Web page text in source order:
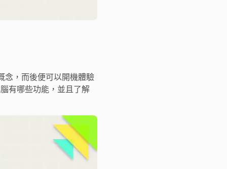
念，而後便可以開機體驗
有哪些功能，並且了解